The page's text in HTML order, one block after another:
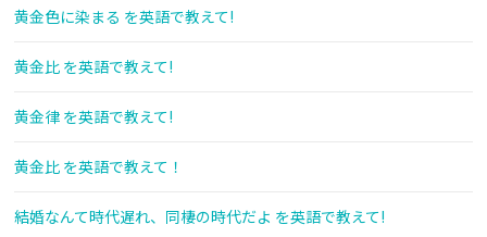
黄金色に染まる を英語で教えて!
黄金比 を英語で教えて!
黄金律 を英語で教えて!
黄金比 を英語で教えて！
結婚なんて時代遅れ、同棲の時代だよ を英語で教えて!